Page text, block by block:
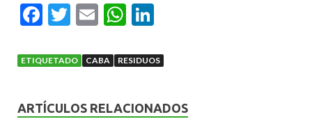
F
e
o
T
itt
E
ai
W
at
A
ke
n
ETIQUETADO CABA RESIDUOS
ARTÍCULOS RELACIONADOS